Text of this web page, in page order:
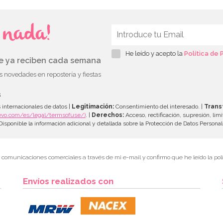
ya reciben cada semana
novedades en repostería y fiestas
He leído y acepto la Política de
de datos | Legitimación: Consentimiento del interesado. |
es/legal/termsofuse/) . | Derechos: Acceso, rectificación, supresión,
la información adicional y detallada sobre la Protección de Datos
comerciales a través de mi e-mail y confirmo que he leído la
Envíos realizados con